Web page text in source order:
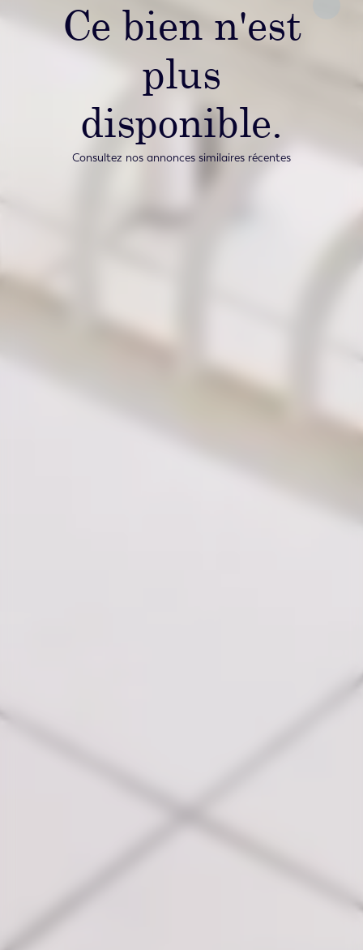
Ce bien n'est
plus
disponible.
Consultez nos annonces similaires récentes